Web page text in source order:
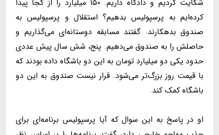
شکایت کردیم و دادگاه داریم. ۱۵۰ میلیارد را از کجا پیدا
کرده‌ایم به پرسپولیس بدهیم؟ استقلال و پرسپولیس به
صندوق بدهکارند. گفتند مسابقه دوستانه‌ای می‌گذاریم و
حاصلش را به صندوق می‌دهیم. پنج، شش سال پیش عددی
حدود یکی دو میلیارد تومان به این دو باشگاه داده بودند که
با قیمت روز بزرگ‌تر می‌شود. قرار نیست صندوق به این دو
باشگاه کمک کند.
او در پاسخ به این سوال که آیا پرسپولیس برنامه‌ای برای